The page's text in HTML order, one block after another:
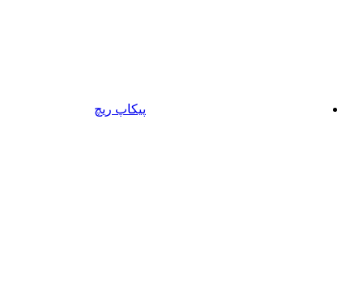
پیکاپ ریچ